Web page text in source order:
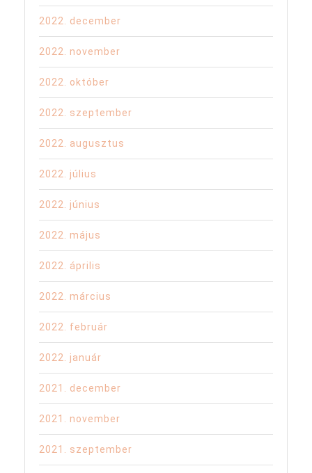
2022. december
2022. november
2022. október
2022. szeptember
2022. augusztus
2022. július
2022. június
2022. május
2022. április
2022. március
2022. február
2022. január
2021. december
2021. november
2021. szeptember